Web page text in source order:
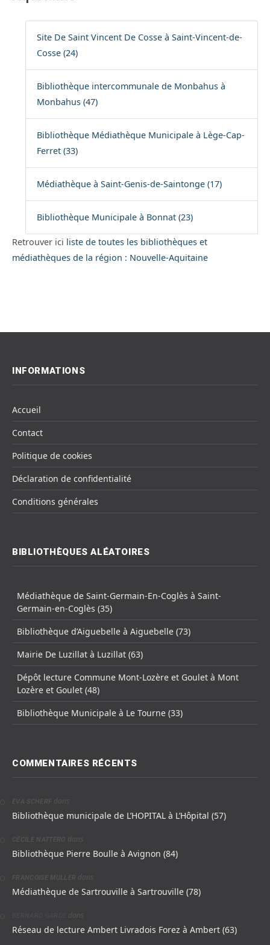
Site De Saint Vincent De Cosse à Saint-Vincent-de-
Cosse (24)
Bibliothèque intercommunale de Monbahus à
Monbahus (47)
Bibliothèque Médiathèque Municipale à Lège-Cap-
Ferret (33)
Médiathèque à Saint-Genis-de-Saintonge (17)
Bibliothèque Municipale à Bonnat (23)
Retrouver ici liste de toutes les bibliothèques et
médiathèques de la région : Nouvelle-Aquitaine
INFORMATIONS
Accueil
Contact
Politique de cookies
Déclaration de confidentialité
Conditions générales
BIBLIOTHÈQUES ALÉATOIRES
Médiathèque de Saint-Germain-En-Coglès à Saint-
Germain-en-Coglès (35)
Bibliothèque d’Aiguebelle à Aiguebelle (73)
Mairie De Luzillat à Luzillat (63)
Dépôt lecture Commune Mont-Lozère et Goulet à Mont
Lozère et Goulet (48)
Bibliothèque Municipale à Le Tourne (33)
COMMENTAIRES RÉCENTS
EVA SCHERF dans
Bibliothèque municipale de L’HOPITAL à L’Hôpital (57)
CÉCILE NATTERO dans
Bibliothèque Pierre Boulle à Avignon (84)
FRANCOISE MULLER dans
Médiathèque de Sartrouville à Sartrouville (78)
dans
Réseau de lecture Ambert Livradois Forez à Ambert (63)